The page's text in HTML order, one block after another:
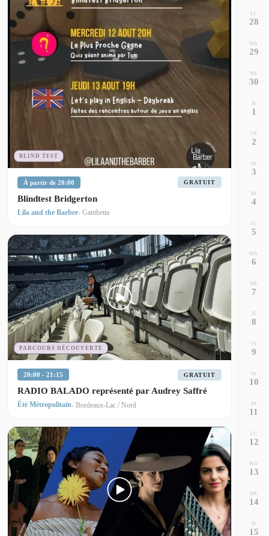
BLIND TEST
À partir de 20:00 GRATUIT
Blindtest Bridgerton
Lila and the Barber- Gambetta
PARCOURS DÉCOUVERTE
20:00 - 21:15 GRATUIT
RADIO BALADO représenté par Audrey Saffré
Été Métropolitain- Bordeaux-Lac / Nord
LU
28
MA
29
ME
30
JE
1
VE
2
SA
3
DI
4
LU
5
MA
6
ME
7
JE
8
VE
9
SA
10
DI
11
LU
12
MA
13
ME
14
JE
15